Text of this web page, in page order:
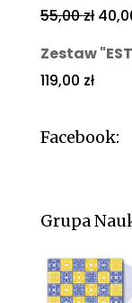
55,00zł
Zestaw
119,00 zł
Facebook:
Grupa